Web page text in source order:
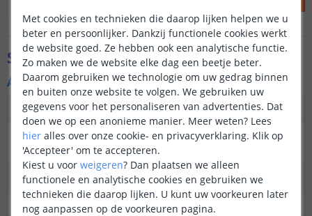
Specificaties
Algemene kenmerken
Dimbaar
Ja
3M plakstrip over de
gehele lengte
Ja
Garantie
5 jaar
elke 6,25 cm
Met cookies en technieken die daarop lijken helpen we u
beter en persoonlijker. Dankzij functionele cookies werkt
de website goed. Ze hebben ook een analytische functie.
Zo maken we de website elke dag een beetje beter.
Daarom gebruiken we technologie om uw gedrag binnen
en buiten onze website te volgen. We gebruiken uw
gegevens voor het personaliseren van advertenties. Dat
doen we op een anonieme manier. Meer weten? Lees
hier alles over onze cookie- en privacyverklaring. Klik op
'Accepteer' om te accepteren.
Kiest u voor weigeren? Dan plaatsen we alleen
functionele en analytische cookies en gebruiken we
technieken die daarop lijken. U kunt uw voorkeuren later
nog aanpassen op de voorkeuren pagina.